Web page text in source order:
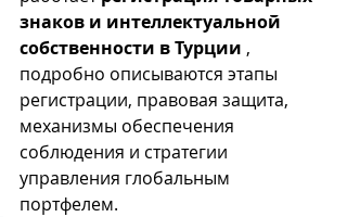
знаков и интеллектуальной
собственности в Турции ,
подробно описываются этапы
регистрации, правовая защита,
механизмы обеспечения
соблюдения и стратегии
управления глобальным
портфелем.